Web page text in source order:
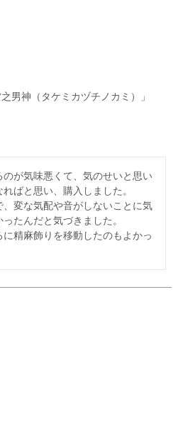
男神（タケミカヅチノカミ）」
が気味悪くて、気のせいと思い
ばと思い、購入しました。
変な気配や音がしないことに気
たんだと気づきました。
精麻飾りを移動したのもよかっ